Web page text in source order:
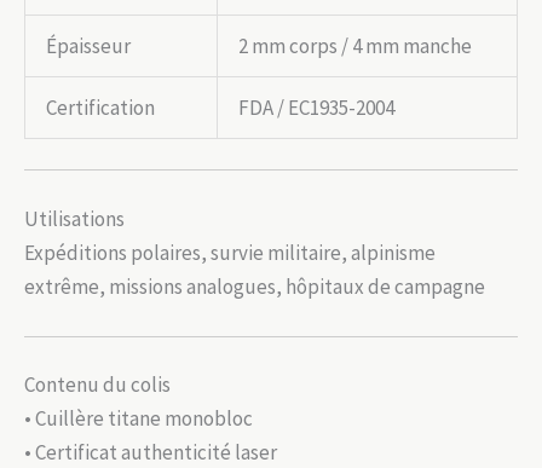
Épaisseur 2 mm corps / 4 mm manche
Certification FDA / EC1935-2004
Utilisations
Expéditions polaires, survie militaire, alpinisme
extrême, missions analogues, hôpitaux de campagne
Contenu du colis
• Cuillère titane monobloc
• Certificat authenticité laser